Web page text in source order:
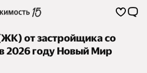
от застройщика со
2026 году Новый Мир